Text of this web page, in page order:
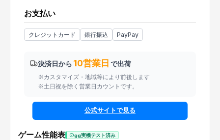
電源
CPUクーラー
お支払い
クレジットカード 銀行振込 PayPay
決済日から 10営業日 で出荷
※カスタマイズ・地域等により前後します
※土日祝を除く営業日カウントです。
公式サイトで見る
ゲーム性能表 gg実機テスト済み